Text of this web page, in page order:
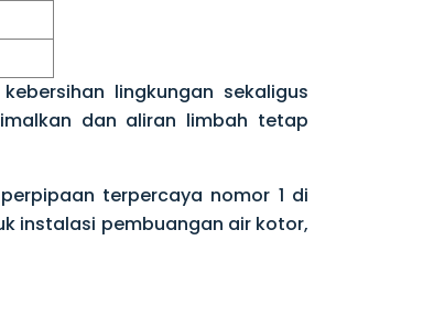
lingkungan sekaligus
dan aliran limbah tetap
terpercaya nomor 1 di
instalasi pembuangan air kotor,